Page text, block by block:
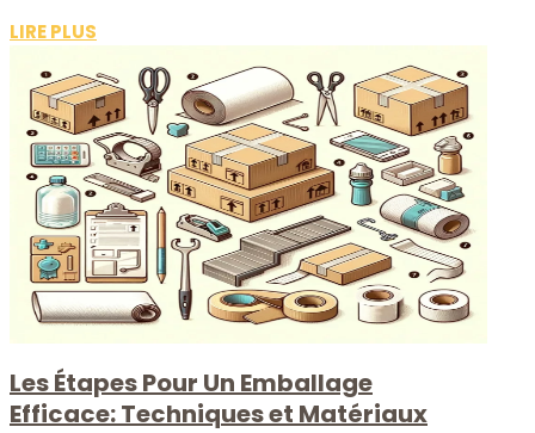
LIRE PLUS
Les Étapes Pour Un Emballage
Efficace: Techniques et Matériaux